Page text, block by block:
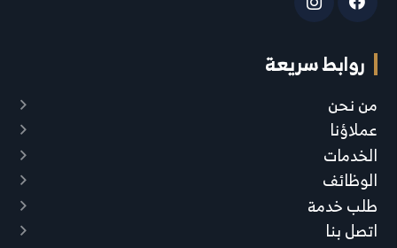
روابط سريعة
من نحن
عملاؤنا
الخدمات
الوظائف
طلب خدمة
اتصل بنا